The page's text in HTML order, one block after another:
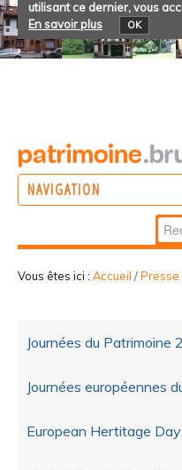
utilisant ce dernier, vous
En savoir plus
OK
NAVIGATION
Vous êtes ici : Accueil /Presse
Journées du Patrimoine
Journées européennes
European Hertitage